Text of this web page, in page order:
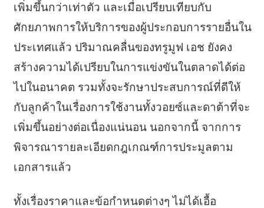
เพิ่มขึ้นกว่าเท่าตัว และเมื่อเปรียบเทียบกับ
ศักยภาพการให้บริการของผู้ประกอบการรายอื่นใน
ประเทศแล้ว ปริมาณคลื่นของทรูมูฟ เอช ยังคง
สร้างความได้เปรียบในการแข่งขันในตลาดได้ต่อ
ไปในอนาคต รวมทั้งจะรักษาประสบการณ์ที่ดีให้
กับลูกค้าในเรื่องการใช้งานทั้งวอยซ์และดาต้าที่จะ
เพิ่มขึ้นอย่างต่อเนื่องแน่นอน นอกจากนี้ จากการ
พิจารณารายละเอียดกฎเกณฑ์การประมูลตาม
เอกสารแล้ว
ทั้งเรื่องราคาและข้อกำหนดต่างๆ ไม่ได้เอื้อ